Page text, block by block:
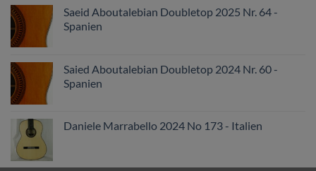
Saeid Aboutalebian Doubletop 2025 Nr. 64 -
Spanien
Saied Aboutalebian Doubletop 2024 Nr. 60 -
Spanien
Daniele Marrabello 2024 No 173 - Italien